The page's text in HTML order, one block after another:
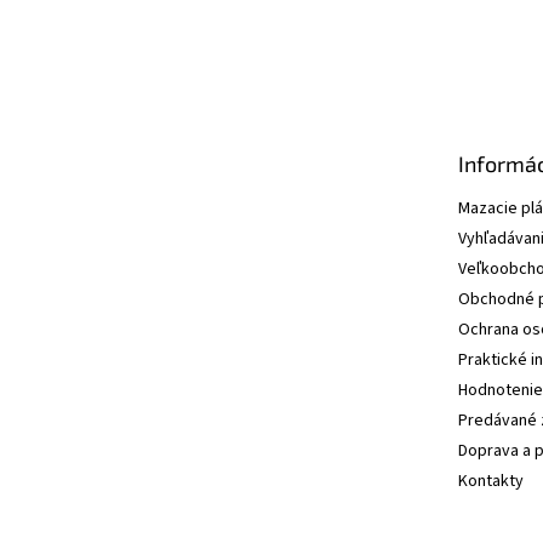
Mazacie
Obchodné
Ochrana
Praktické
Predávané
Doprava a
Kontakty